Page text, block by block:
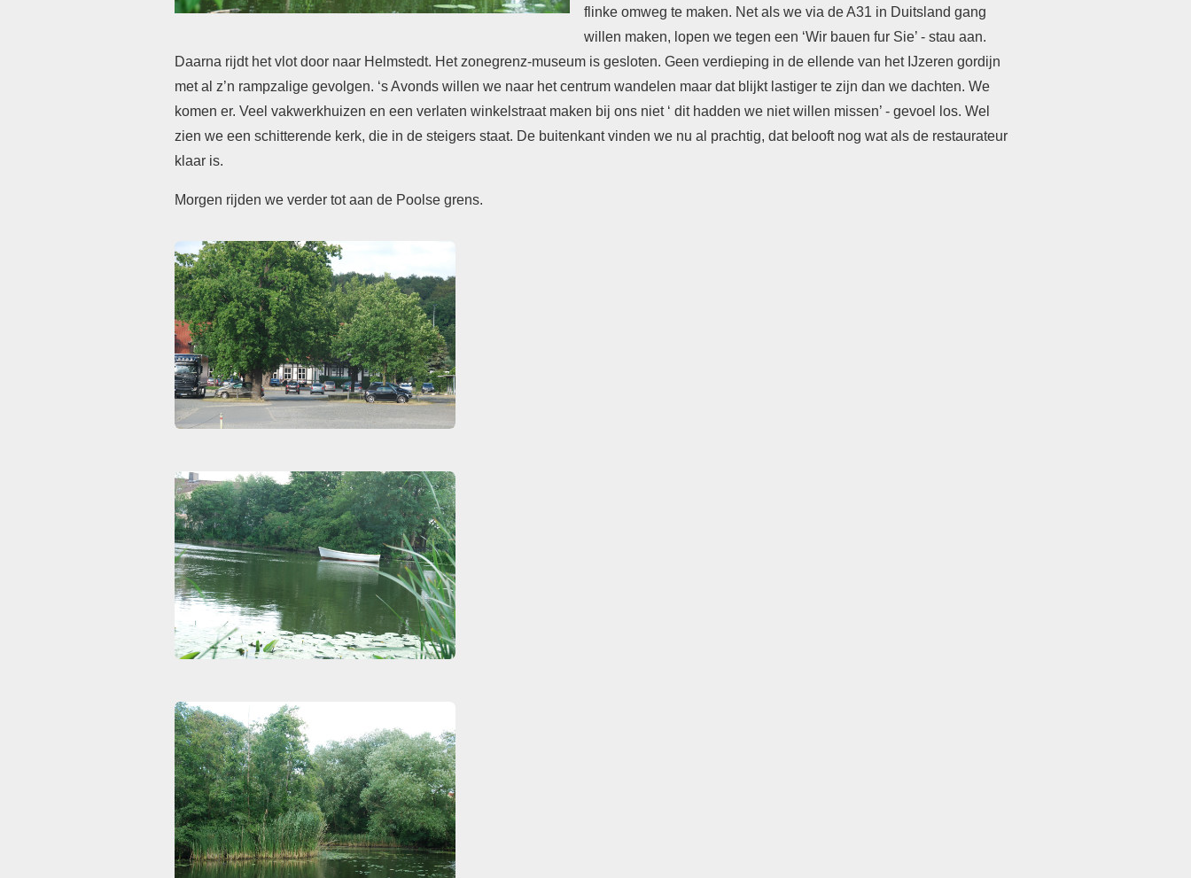
flinke omweg te maken. Net als we via de A31 in Duitsland gang
willen maken, lopen we tegen een ‘Wir bauen fur Sie’ - stau aan.
Daarna rijdt het vlot door naar Helmstedt. Het zonegrenz-museum is gesloten. Geen verdieping in de ellende van het IJzeren gordijn
met al z’n rampzalige gevolgen. ‘s Avonds willen we naar het centrum wandelen maar dat blijkt lastiger te zijn dan we dachten. We
komen er. Veel vakwerkhuizen en een verlaten winkelstraat maken bij ons niet ‘ dit hadden we niet willen missen’ - gevoel los. Wel
zien we een schitterende kerk, die in de steigers staat. De buitenkant vinden we nu al prachtig, dat belooft nog wat als de restaurateur
klaar is.
Morgen rijden we verder tot aan de Poolse grens.